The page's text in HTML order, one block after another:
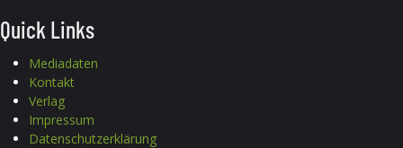
Quick Links
Mediadaten
Kontakt
Verlag
Impressum
Datenschutzerklärung